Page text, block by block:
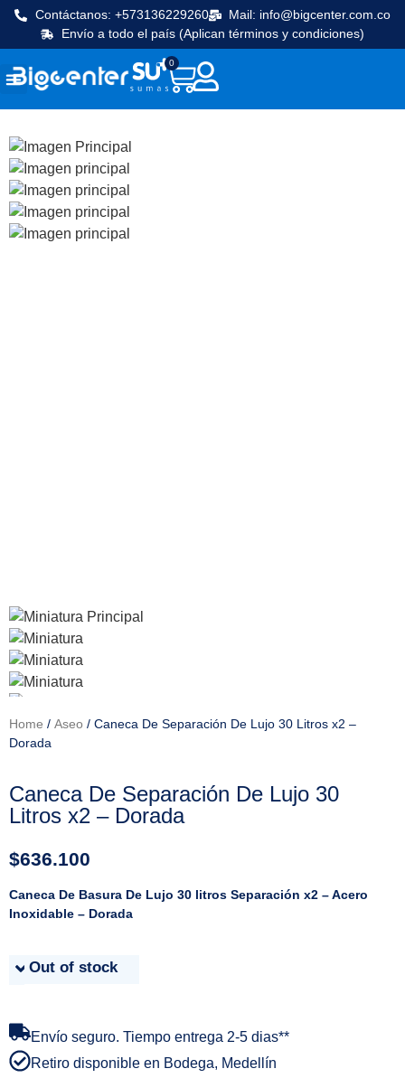
Contáctanos: +573136229260
Mail: info@bigcenter.com.co
Envío a todo el país (Aplican términos y condiciones)
0
Home / Aseo / Caneca De Separación De Lujo 30 Litros x2 –
Dorada
Caneca De Separación De Lujo 30
Litros x2 – Dorada
$636.100
Caneca De Basura De Lujo 30 litros Separación x2 – Acero
Inoxidable – Dorada
Out of stock
Envío seguro. Tiempo entrega 2-5 dias**
Retiro disponible en Bodega, Medellín